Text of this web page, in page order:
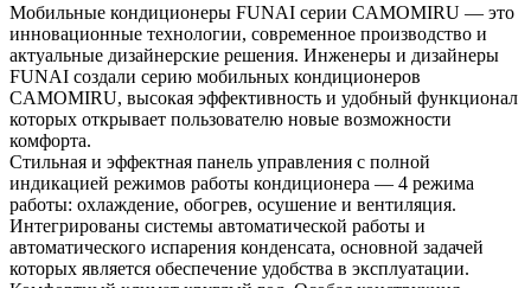
Мобильные кондиционеры FUNAI серии CAMOMIRU — это
инновационные технологии, современное производство и
актуальные дизайнерские решения. Инженеры и дизайнеры
FUNAI создали серию мобильных кондиционеров
CAMOMIRU, высокая эффективность и удобный функционал
которых открывает пользователю новые возможности
комфорта.
Стильная и эффектная панель управления с полной
индикацией режимов работы кондиционера — 4 режима
работы: охлаждение, обогрев, осушение и вентиляция.
Интегрированы системы автоматической работы и
автоматического испарения конденсата, основной задачей
которых является обеспечение удобства в эксплуатации.